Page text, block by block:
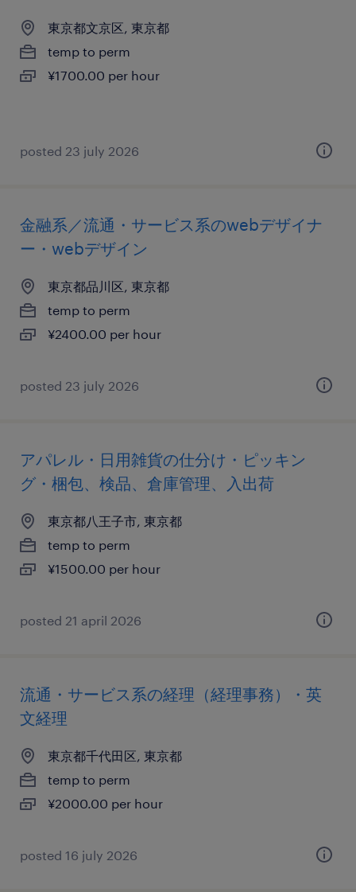
東京都文京区, 東京都
temp to perm
¥1700.00 per hour
posted 23 july 2026
金融系／流通・サービス系のwebデザイナ
ー・webデザイン
東京都品川区, 東京都
temp to perm
¥2400.00 per hour
posted 23 july 2026
アパレル・日用雑貨の仕分け・ピッキン
グ・梱包、検品、倉庫管理、入出荷
東京都八王子市, 東京都
temp to perm
¥1500.00 per hour
posted 21 april 2026
流通・サービス系の経理（経理事務）・英
文経理
東京都千代田区, 東京都
temp to perm
¥2000.00 per hour
posted 16 july 2026